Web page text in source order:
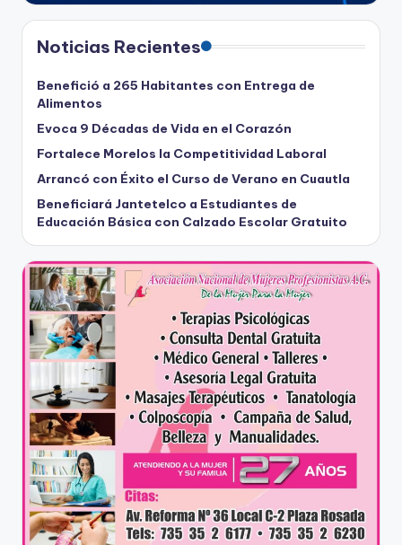
Noticias Recientes
Benefició a 265 Habitantes con Entrega de
Alimentos
Evoca 9 Décadas de Vida en el Corazón
Fortalece Morelos la Competitividad Laboral
Arrancó con Éxito el Curso de Verano en Cuautla
Beneficiará Jantetelco a Estudiantes de
Educación Básica con Calzado Escolar Gratuito